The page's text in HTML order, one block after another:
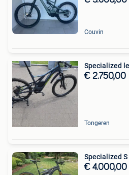
Couvin
Specialized
€ 2.750,00
Tongeren
Specialized
€ 4.000,00